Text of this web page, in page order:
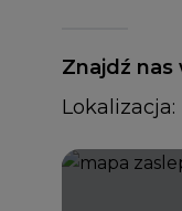
Znajdź nas
Lokalizacja: